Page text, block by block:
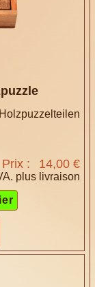
Prix : 14,00 €
plus livraison